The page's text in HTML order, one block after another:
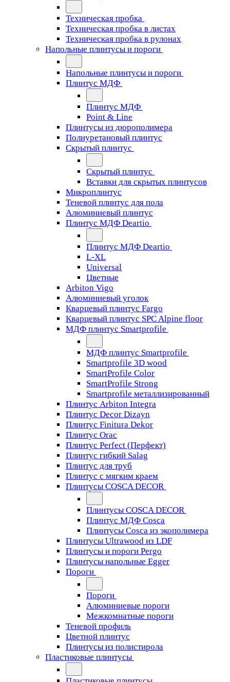
Техническая пробка
Техническая пробка в листах
Техническая пробка в рулонах
Напольные плинтусы и пороги
Напольные плинтусы и пороги
Плинтус МДФ
Плинтус МДФ
Point & Line
Плинтусы из дюрополимера
Полиуретановый плинтус
Скрытый плинтус
Скрытый плинтус
Вставки для скрытых плинтусов
Микроплинтус
Теневой плинтус для пола
Алюминиевый плинтус
Плинтус МДФ Deartio
Плинтус МДФ Deartio
L-XL
Universal
Цветные
Arbiton Vigo
Алюминиевый уголок
Кварцевый плинтус Fargo
Кварцевый плинтус SPC Alpine floor
МДФ плинтус Smartprofile
МДФ плинтус Smartprofile
Smartprofile 3D wood
SmartProfile Color
SmartProfile Strong
Smartprofile металлизированный
Плинтус Arbiton Integra
Плинтус Decor Dizayn
Плинтус Finitura Dekor
Плинтус Orac
Плинтус Perfect (Перфект)
Плинтус гибкий Salag
Плинтус для труб
Плинтус с мягким краем
Плинтусы COSCA DECOR
Плинтусы COSCA DECOR
Плинтус МДФ Cosca
Плинтусы Cosca из экополимера
Плинтусы Ultrawood из LDF
Плинтусы и пороги Pergo
Плинтусы напольные Egger
Пороги
Пороги
Алюминиевые пороги
Межкомнатные пороги
Теневой профиль
Цветной плинтус
Плинтусы из полистирола
Пластиковые плинтусы